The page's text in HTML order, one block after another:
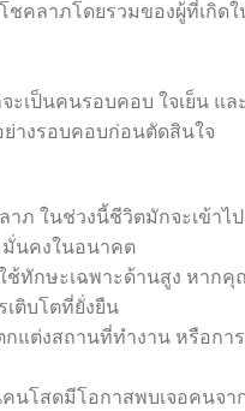
คลาภโดยรวมของผู้ที่เกิดใ
เป็นคนรอบคอบ ใจเย็น แล
างรอบคอบก่อนตัดสินใจ
ภ ในช่วงนี้ชีวิตมักจะเข้าไป
มั่นคงในอนาคต
ช้ทักษะเฉพาะด้านสูง หากคุ
เติบโตที่ยั่งยืน
กแต่งสถานที่ทำงาน หรือการ
นโสดมีโอกาสพบเจอคนจา